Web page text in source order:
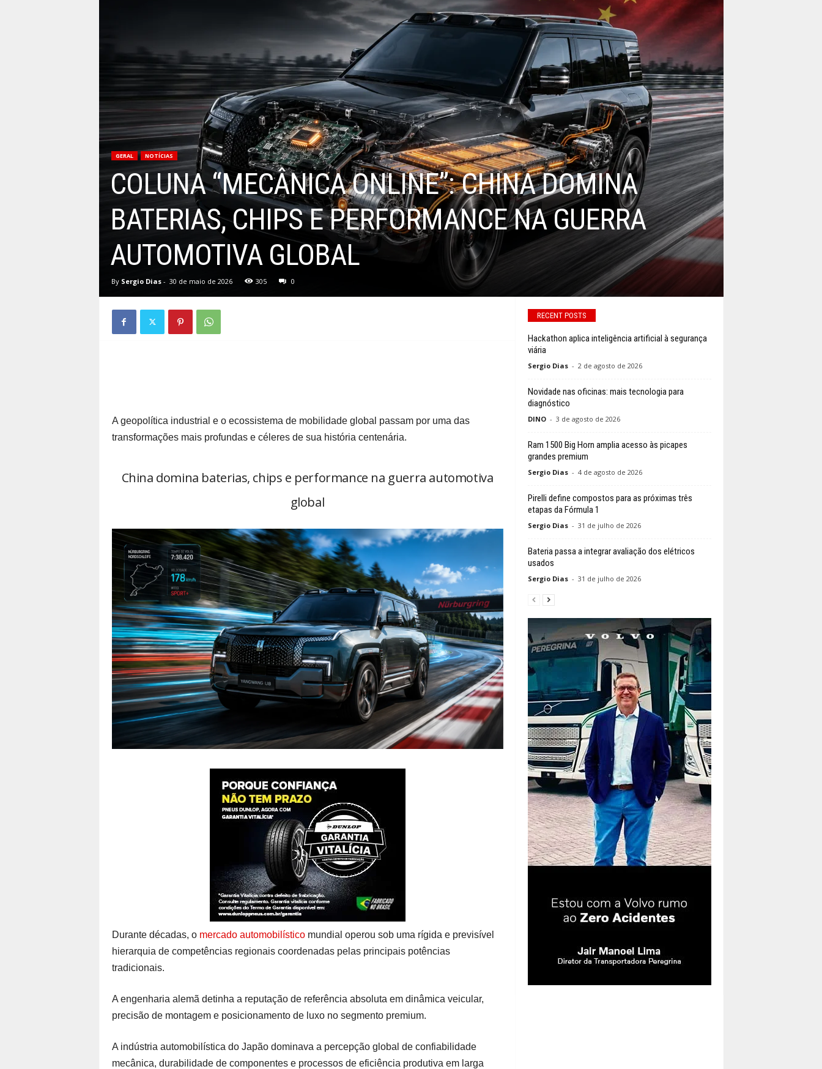
GERAL NOTÍCIAS
COLUNA “MECÂNICA ONLINE”: CHINA DOMINA
BATERIAS, CHIPS E PERFORMANCE NA GUERRA
AUTOMOTIVA GLOBAL
By Sergio Dias- 30 de maio de 2026 305 0
A geopolítica industrial e o ecossistema de mobilidade global passam por uma das
transformações mais profundas e céleres de sua história centenária.
China domina baterias, chips e performance na guerra automotiva
global
Durante décadas, o mercado automobilísticomundial operou sob uma rígida e previsível
hierarquia de competências regionais coordenadas pelas principais potências
tradicionais.
A engenharia alemã detinha a reputação de referência absoluta em dinâmica veicular,
precisão de montagem e posicionamento de luxo no segmento premium.
A indústria automobilística do Japão dominava a percepção global de confiabilidade
mecânica, durabilidade de componentes e processos de eficiência produtiva em larga
RECENT POSTS
Hackathon aplica inteligência artificial à segurança
viária
Sergio Dias - 2 de agosto de 2026
Novidade nas oficinas: mais tecnologia para
diagnóstico
DINO - 3 de agosto de 2026
Ram 1500 Big Horn amplia acesso às picapes
grandes premium
Sergio Dias - 4 de agosto de 2026
Pirelli define compostos para as próximas três
etapas da Fórmula 1
Sergio Dias - 31 de julho de 2026
Bateria passa a integrar avaliação dos elétricos
usados
Sergio Dias - 31 de julho de 2026